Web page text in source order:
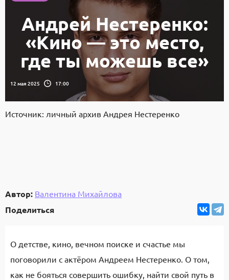
Андрей Нестеренко:
«Кино — это место,
где ты можешь все»
12 мая 2025 17:00
Источник: личный архив Андрея Нестеренко
Автор: Валентина Михайлова
Поделиться
О детстве, кино, вечном поиске и счастье мы
поговорили с актёром Андреем Нестеренко. О том,
как не бояться совершить ошибку, найти свой путь в